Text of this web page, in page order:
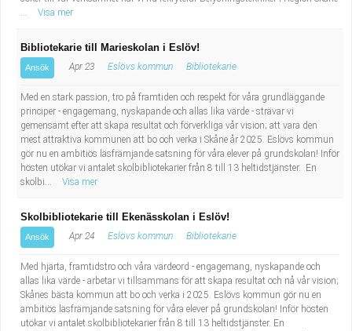
...
Visa mer
Bibliotekarie till Marieskolan i Eslöv!
Ansök Apr 23 Eslövs kommun Bibliotekarie
Med en stark passion, tro på framtiden och respekt för våra grundläggande
principer - engagemang, nyskapande och allas lika värde - strävar vi
gemensamt efter att skapa resultat och förverkliga vår vision; att vara den
mest attraktiva kommunen att bo och verka i Skåne år 2025. Eslövs kommun
gör nu en ambitiös läsfrämjande satsning för våra elever på grundskolan! Inför
hösten utökar vi antalet skolbibliotekarier från 8 till 13 heltidstjänster. En
skolbi...
Visa mer
Skolbibliotekarie till Ekenässkolan i Eslöv!
Ansök Apr 24 Eslövs kommun Bibliotekarie
Med hjärta, framtidstro och våra värdeord - engagemang, nyskapande och
allas lika värde - arbetar vi tillsammans för att skapa resultat och nå vår vision;
Skånes bästa kommun att bo och verka i 2025. Eslövs kommun gör nu en
ambitiös läsfrämjande satsning för våra elever på grundskolan! Inför hösten
utökar vi antalet skolbibliotekarier från 8 till 13 heltidstjänster. En